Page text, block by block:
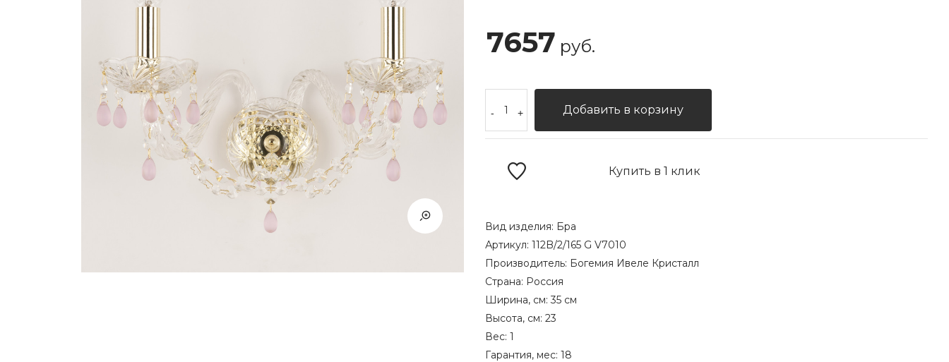
7657 руб.
- + Добавить в корзину
Купить в 1 клик
Вид изделия: Бра
Артикул: 112B/2/165 G V7010
Производитель: Богемия Ивеле Кристалл
Страна: Россия
Ширина, см:35 см
Высота, см: 23
Вес: 1
Гарантия, мес: 18